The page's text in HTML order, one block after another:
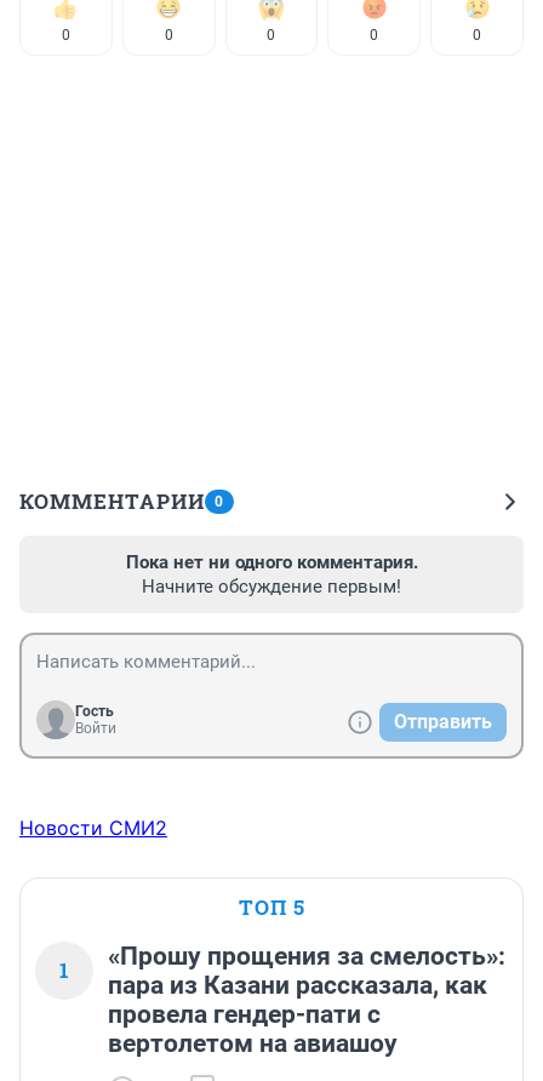
0 0 0 0 0
КОММЕНТАРИИ 0
Пока нет ни одного комментария.
Начните обсуждение первым!
Гость
Войти
Отправить
Новости СМИ2
ТОП 5
1
«Прошу прощения за смелость»:
пара из Казани рассказала, как
провела гендер-пати с
вертолетом на авиашоу